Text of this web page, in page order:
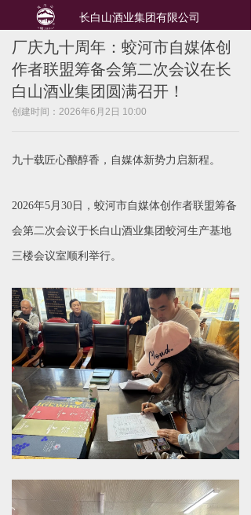
长白山酒业集团有限公司
厂庆九十周年：蛟河市自媒体创
作者联盟筹备会第二次会议在长
白山酒业集团圆满召开！
创建时间： 2026年6月2日 10:00
九十载匠心酿醇香，自媒体新势力启新程。
2026年5月30日，蛟河市自媒体创作者联盟筹备
会第二次会议于长白山酒业集团蛟河生产基地
三楼会议室顺利举行。